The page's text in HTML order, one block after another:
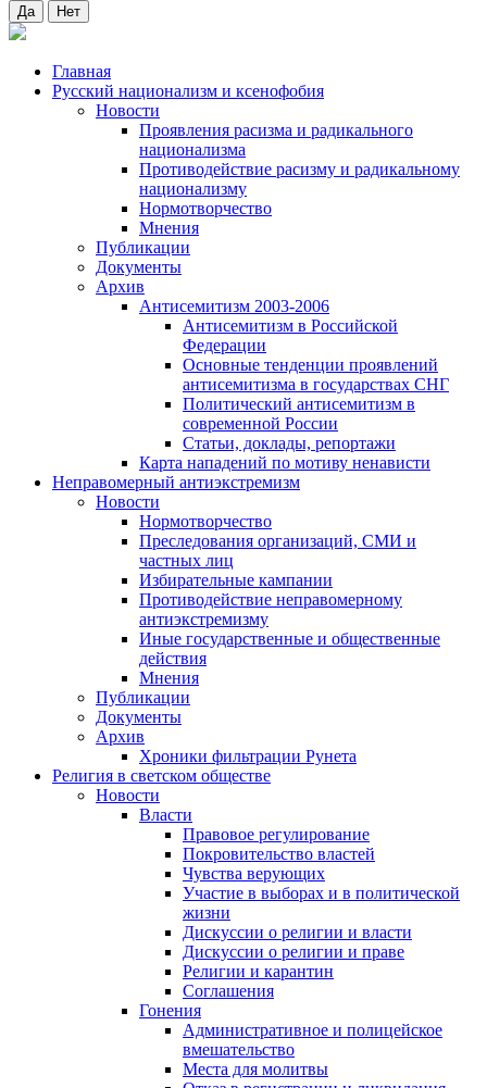
Да Нет
Главная
Русский национализм и ксенофобия
Новости
Проявления расизма и радикального
национализма
Противодействие расизму и радикальному
национализму
Нормотворчество
Мнения
Публикации
Документы
Архив
Антисемитизм 2003-2006
Антисемитизм в Российской
Федерации
Основные тенденции проявлений
антисемитизма в государствах СНГ
Политический антисемитизм в
современной России
Статьи, доклады, репортажи
Карта нападений по мотиву ненависти
Неправомерный антиэкстремизм
Новости
Нормотворчество
Преследования организаций, СМИ и
частных лиц
Избирательные кампании
Противодействие неправомерному
антиэкстремизму
Иные государственные и общественные
действия
Мнения
Публикации
Документы
Архив
Хроники фильтрации Рунета
Религия в светском обществе
Новости
Власти
Правовое регулирование
Покровительство властей
Чувства верующих
Участие в выборах и в политической
жизни
Дискуссии о религии и власти
Дискуссии о религии и праве
Религии и карантин
Соглашения
Гонения
Административное и полицейское
вмешательство
Места для молитвы